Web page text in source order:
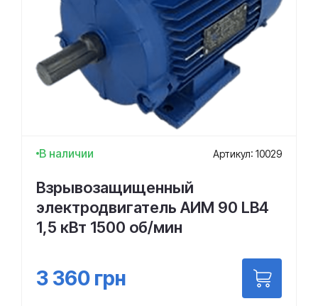
В наличии Артикул: 10029
Взрывозащищенный
электродвигатель АИМ 90 LВ4
1,5 кВт 1500 об/мин
3 360 грн